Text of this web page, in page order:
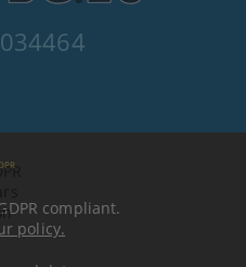
compliant.
policy.